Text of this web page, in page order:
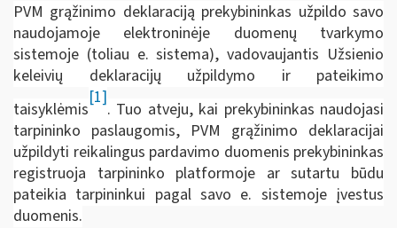
PVM grąžinimo deklaraciją prekybininkas užpildo savo
naudojamoje elektroninėje duomenų tvarkymo
sistemoje (toliau e. sistema), vadovaujantis Užsienio
keleivių deklaracijų užpildymo ir pateikimo
taisyklėmis
[1]
. Tuo atveju, kai prekybininkas naudojasi
tarpininko paslaugomis, PVM grąžinimo deklaracijai
užpildyti reikalingus pardavimo duomenis prekybininkas
registruoja tarpininko platformoje ar sutartu būdu
pateikia tarpininkui pagal savo e. sistemoje įvestus
duomenis.